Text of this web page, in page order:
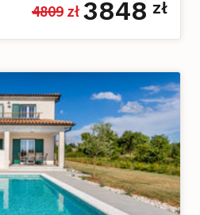
4809 zł 3848 zł